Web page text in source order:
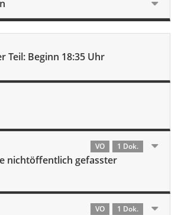
Teil: Beginn 18:35 Uhr
VO 1 Dok.
nichtöffentlich gefasster
VO 1 Dok.